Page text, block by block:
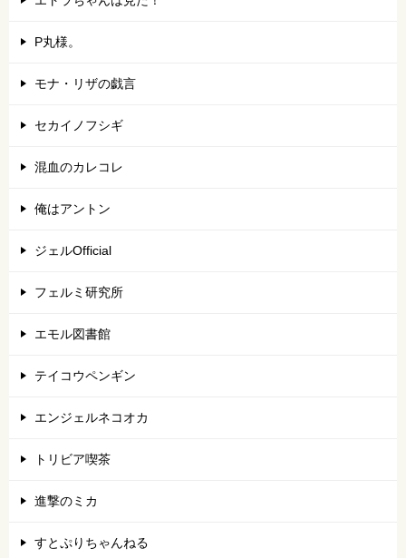
P丸様。
モナ・リザの戯言
セカイノフシギ
混血のカレコレ
俺はアントン
ジェルOfficial
フェルミ研究所
エモル図書館
テイコウペンギン
エンジェルネコオカ
トリビア喫茶
進撃のミカ
すとぷりちゃんねる